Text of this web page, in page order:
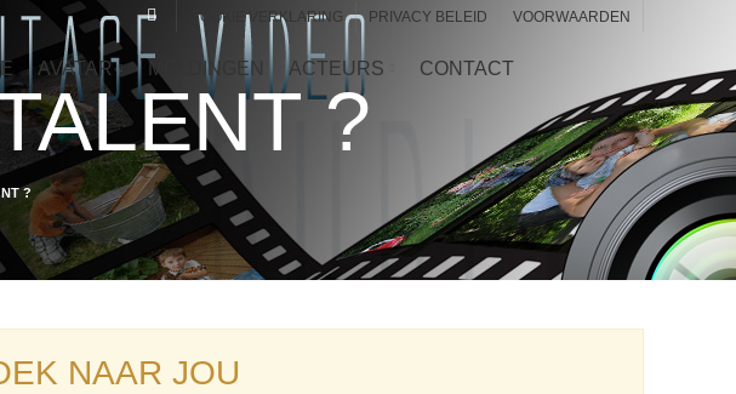
COOKIE VERKLARING PRIVACY BELEID VOORWAARDEN
AVATAR MELDINGEN ACTEURS CONTACT
?
?
NAAR JOU